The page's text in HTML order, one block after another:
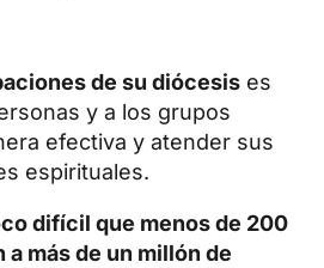
de su diócesis es
y a los grupos
efectiva y atender sus
espirituales.
difícil que menos de 200
más de un millón de